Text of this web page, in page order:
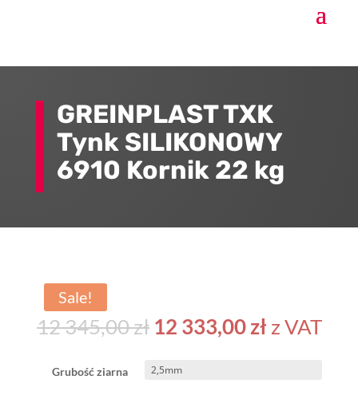
GREINPLAST TXK
Tynk SILIKONOWY
6910 Kornik 22 kg
Sale!
12 345,00zł Original
was:
12
12 333,00zł Current
z VAT
Grubość ziarna